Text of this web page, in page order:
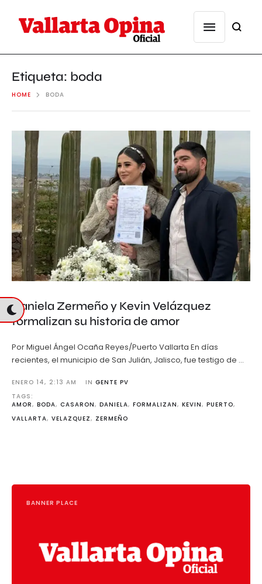
Etiqueta: boda
HOME BODA
Daniela Zermeño y Kevin Velázquez
formalizan su historia de amor
Por Miguel Ángel Ocaña Reyes/Puerto Vallarta En días
recientes, el municipio de San Julián, Jalisco, fue testigo de …
ENERO 14, 2:13 AM IN GENTE PV
TAGS:
AMOR, BODA, CASARON, DANIELA, FORMALIZAN, KEVIN, PUERTO,
VALLARTA, VELAZQUEZ, ZERMEÑO
BANNER PLACE